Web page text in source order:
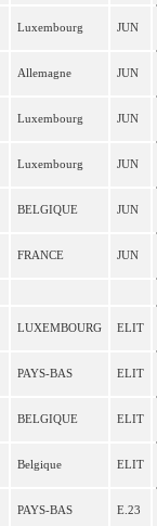
Luxembourg JUN
Allemagne JUN
Luxembourg JUN
Luxembourg JUN
BELGIQUE JUN
FRANCE JUN
LUXEMBOURG ELIT
PAYS-BAS ELIT
BELGIQUE ELIT
Belgique ELIT
PAYS-BAS E.23